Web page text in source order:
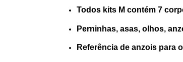
Todos kits M contém 7
Perninhas, asas, olhos,
Referência de anzois para